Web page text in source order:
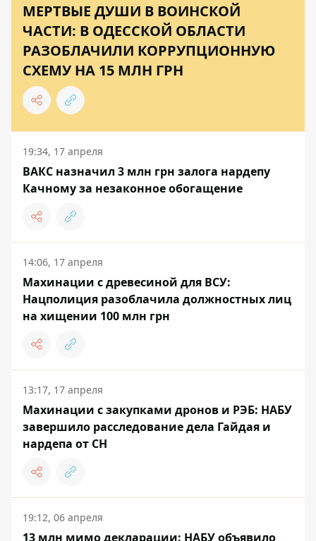
МЕРТВЫЕ ДУШИ В ВОИНСКОЙ
ЧАСТИ: В ОДЕССКОЙ ОБЛАСТИ
РАЗОБЛАЧИЛИ КОРРУПЦИОННУЮ
СХЕМУ НА 15 МЛН ГРН
19:34, 17 апреля
ВАКС назначил 3 млн грн залога нардепу
Качному за незаконное обогащение
14:06, 17 апреля
Махинации с древесиной для ВСУ:
Нацполиция разоблачила должностных лиц
на хищении 100 млн грн
13:17, 17 апреля
Махинации с закупками дронов и РЭБ: НАБУ
завершило расследование дела Гайдая и
нардепа от СН
19:12, 06 апреля
13 млн мимо декларации: НАБУ объявило